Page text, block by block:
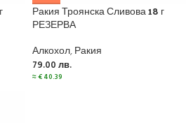
Ракия Троянска Сливова 18 г
РЕЗЕРВА
Алкохол,Ракия
79.00 лв.
≈€40.39